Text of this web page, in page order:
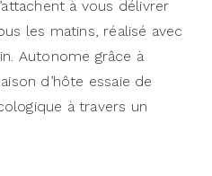
à vous délivrer
les matins, réalisé avec
Autonome grâce à
d’hôte essaie de
à travers un